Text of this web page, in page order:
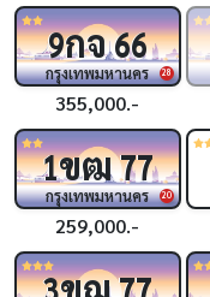
28
9กจ66
กรุงเทพมหานคร
355,000.-
20
1ขฒ77
กรุงเทพมหานคร
259,000.-
ขฌ